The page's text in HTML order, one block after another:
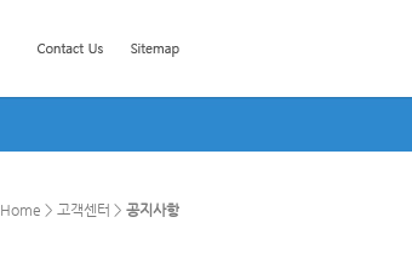
Home > 고객센터 > 공지사항